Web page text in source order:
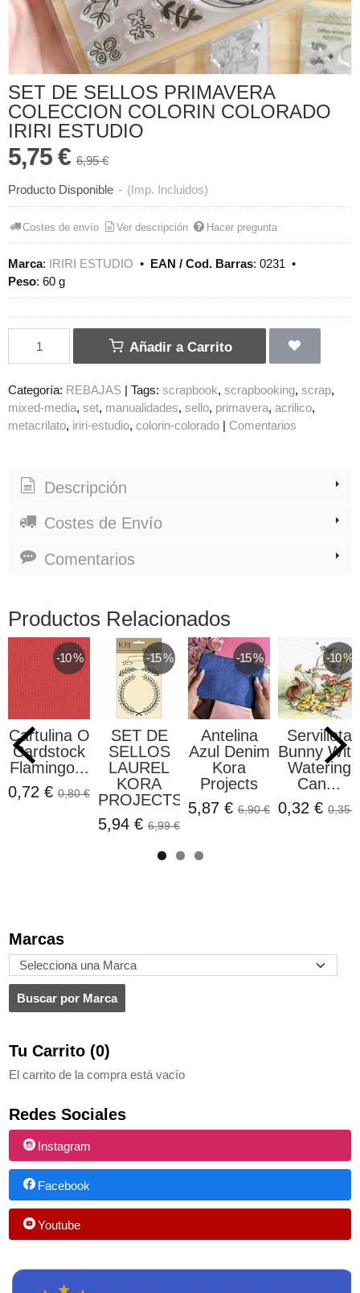
Marcas
Tu Carrito (0)
El carrito de la compra está vacío
Redes Sociales
Instagram
Facebook
Youtube
SET DE SELLOS PRIMAVERA
COLECCION COLORIN COLORADO
IRIRI ESTUDIO
5,75 € 6,95 €
Producto Disponible - (Imp. Incluidos)
Costes de envío Ver descripción Hacer pregunta
Marca: IRIRI ESTUDIO • EAN / Cod. Barras: 0231 •
Peso: 60 g
Añadir a Carrito
Categoría: REBAJAS Tags: scrapbook scrapbooking scrap
mixed-media set manualidades sello primavera acrilico
metacrilato iriri-estudio colorin-colorado Comentarios
Descripción
Costes de Envío
Comentarios
Productos Relacionados
-10 %
Cartulina O
Cardstock
Flamingo...
0,72 € 0,80 €
-15 %
SET DE
SELLOS
LAUREL
KORA
PROJECTS
5,94 € 6,99 €
-15 %
Antelina
Azul Denim
Kora
Projects
5,87 € 6,90 €
-10 %
Servilleta
Bunny With
Watering
Can...
0,32 € 0,35 €